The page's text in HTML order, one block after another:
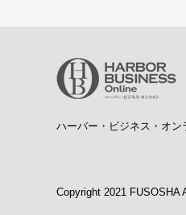
ハーバー・ビジネス・オン
Copyright 2021 FUSOSHA